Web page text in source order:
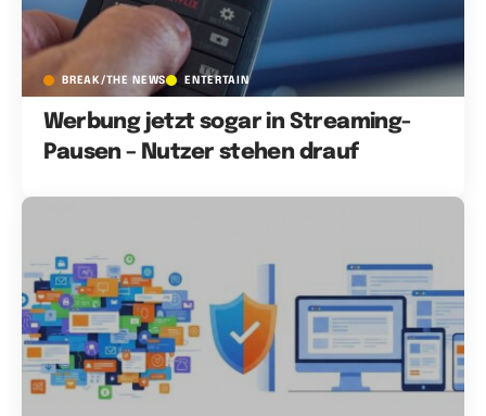
BREAK/THE NEWS ENTERTAIN
Werbung jetzt sogar in Streaming-
Pausen – Nutzer stehen drauf